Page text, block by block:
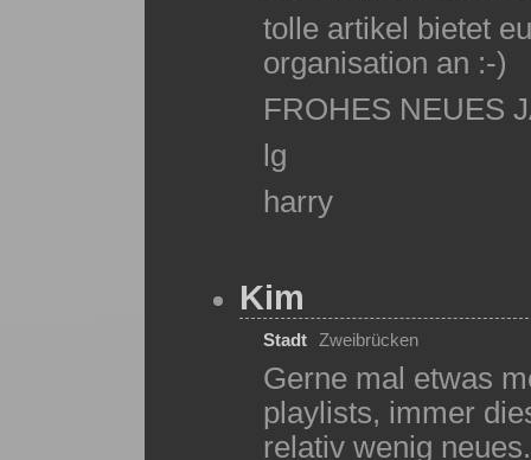
tolle artikel bietet
organisation an :-)
FROHES NEUES
lg
harry
Kim
Stadt Zweibrücken
Gerne mal etwas
playlists, immer
relativ wenig